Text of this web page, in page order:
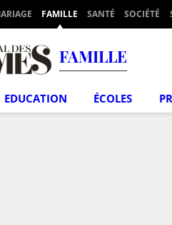
FAMILLE SANTÉ SOCIÉTÉ
FAMILLE
EDUCATION ÉCOLES